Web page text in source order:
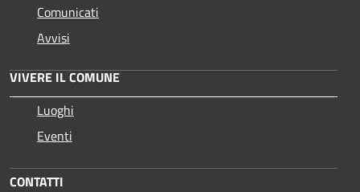
Comunicati
Avvisi
VIVERE IL COMUNE
Luoghi
Eventi
CONTATTI